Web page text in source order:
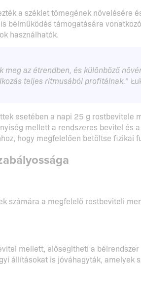
a széklet tömegének növelésére
bélműködés támogatására
használhatók.
az étrendben, és különböző
teljes ritmusából profitálnak.”
esetében a napi 25 g rostbevitele
mellett a rendszeres bevitel és
hogy megfelelően betöltse fizikai
számára a megfelelő rostbeviteli
mellett, elősegítheti a
állításokat is jóváhagyták, amelyek